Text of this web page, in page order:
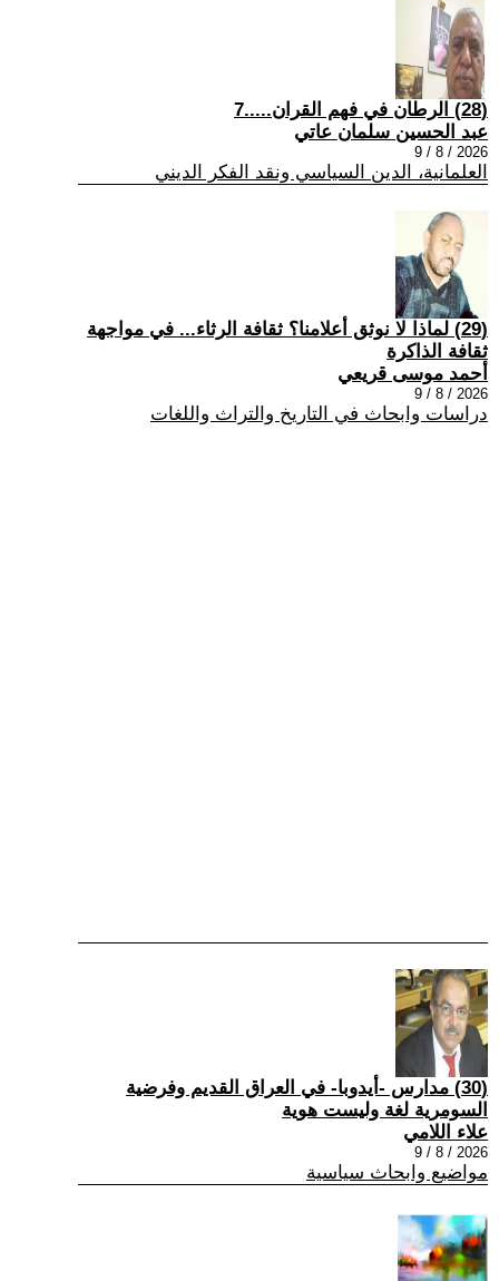
(28) الرطان في فهم القران.....7
عبد الحسين سلمان عاتي
2026 / 8 / 9
العلمانية، الدين السياسي ونقد الفكر الديني
(29) لماذا لا نوثق أعلامنا؟ ثقافة الرثاء... في مواجهة
ثقافة الذاكرة
أحمد موسى قريعي
2026 / 8 / 9
دراسات وابحاث في التاريخ والتراث واللغات
(30) مدارس -أيدوبا- في العراق القديم وفرضية
السومرية لغة وليست هوية
علاء اللامي
2026 / 8 / 9
مواضيع وابحاث سياسية